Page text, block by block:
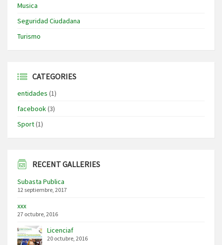
Musica
Seguridad Ciudadana
Turismo
CATEGORIES
entidades (1)
facebook(3)
Sport(1)
RECENT GALLERIES
Subasta Publica
12 septiembre, 2017
xxx
27 octubre, 2016
Licenciaf
20 octubre, 2016